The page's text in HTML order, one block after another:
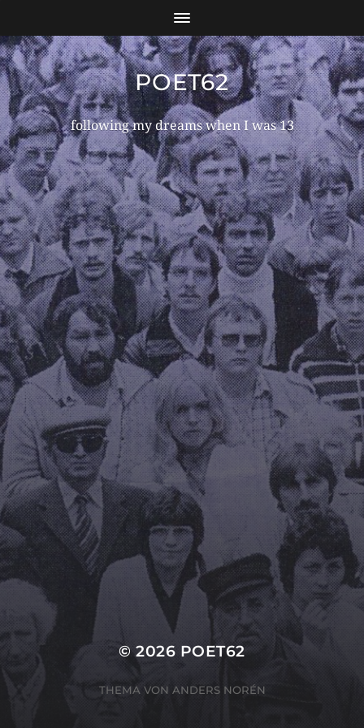
POET62
following my dreams when I was 13
GROSSES KÜNDIGT S
ICH AN
Hier bahnt sich etwas Großes an! Unser Shop ist in Arbeit
und wird bald veröffentlicht!
© 2026 POET62
THEMA VON ANDERS NORÉN